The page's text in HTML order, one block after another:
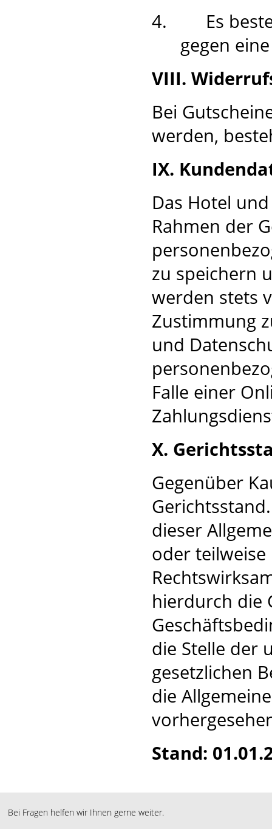
4.
Es
gegen
VIII.
Bei
werden,
IX.
Das Hotel
Rahmen der
zu speichern
werden stets
Zustimmung
und
Falle einer
X.
Gegenüber
dieser
oder
hierdurch die
die Stelle der
gesetzlichen
die
Stand:
Bei Fragen helfen wir Ihnen gerne weiter.